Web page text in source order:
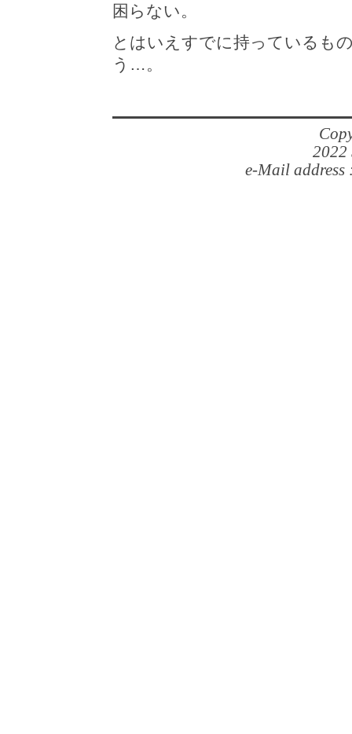
困らない。
とはいえすでに持っているも
う…。
2022
e-Mail